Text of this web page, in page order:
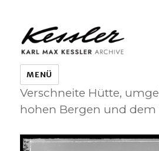
KARL MAX KESSLER
MENÜ
Verschneite Hütte,
hohen Bergen und dem